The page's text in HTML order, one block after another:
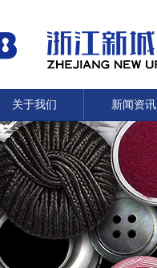
关于我们 新闻资讯